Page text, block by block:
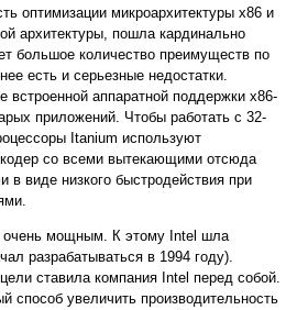
оптимизации микроархитектуры x86 и
архитектуры, пошла кардинально
большое количество преимуществ по
есть и серьезные недостатки.
встроенной аппаратной поддержки x86-
приложений. Чтобы работать с 32-
Itanium используют
со всеми вытекающими отсюда
в виде низкого быстродействия при
очень мощным. К этому Intel шла
разрабатываться в 1994 году).
ставила компания Intel перед собой.
способ увеличить производительность